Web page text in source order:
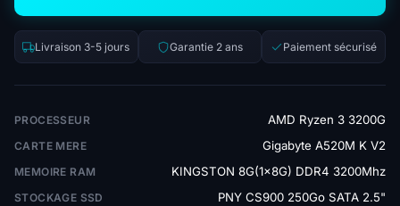
Livraison 3-5 jours Garantie 2 ans Paiement sécurisé
PROCESSEUR AMD Ryzen 3 3200G
CARTE MERE Gigabyte A520M K V2
MEMOIRE RAM KINGSTON 8G(1x8G) DDR4 3200Mhz
STOCKAGE SSD PNY CS900 250Go SATA 2.5"